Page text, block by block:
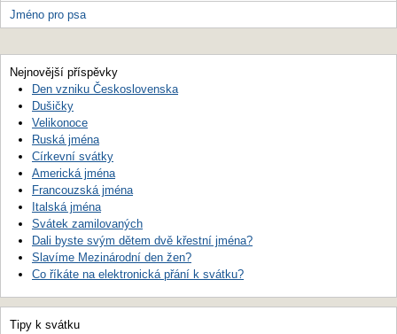
Jméno pro psa
Nejnovější příspěvky
Den vzniku Československa
Dušičky
Velikonoce
Ruská jména
Církevní svátky
Americká jména
Francouzská jména
Italská jména
Svátek zamilovaných
Dali byste svým dětem dvě křestní jména?
Slavíme Mezinárodní den žen?
Co říkáte na elektronická přání k svátku?
Tipy k svátku